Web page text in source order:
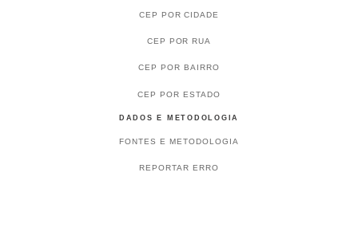
CEP POR CIDADE
CEP POR RUA
CEP POR BAIRRO
CEP POR ESTADO
DADOS E METODOLOGIA
FONTES E METODOLOGIA
REPORTAR ERRO